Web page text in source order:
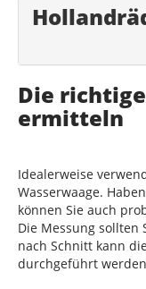
Die
ermitteln
Idealerweise
Wasserwaage.
können Sie auch
Die Messung sollten
nach Schnitt kann
durchgeführt